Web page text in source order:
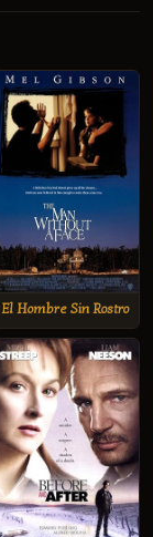
El Hombre Sin Rostro